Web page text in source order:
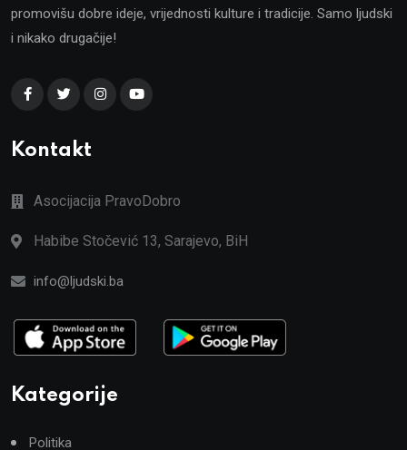
promovišu dobre ideje, vrijednosti kulture i tradicije. Samo ljudski
i nikako drugačije!
Kontakt
Asocijacija PravoDobro
Habibe Stočević 13, Sarajevo, BiH
info@ljudski.ba
Kategorije
Politika